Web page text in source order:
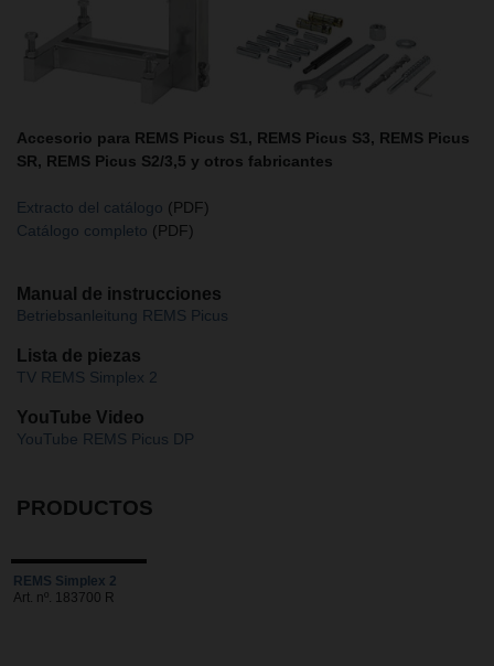
Accesorio para REMS Picus S1, REMS Picus S3, REMS Picus
SR, REMS Picus S2/3,5 y otros fabricantes
Extracto del catálogo (PDF)
Catálogo completo (PDF)
Manual de instrucciones
Betriebsanleitung REMS Picus
Lista de piezas
TV REMS Simplex 2
YouTube Video
YouTube REMS Picus DP
PRODUCTOS
REMS Simplex 2
Art. nº. 183700 R